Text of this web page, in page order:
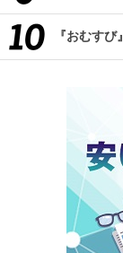
『おむす